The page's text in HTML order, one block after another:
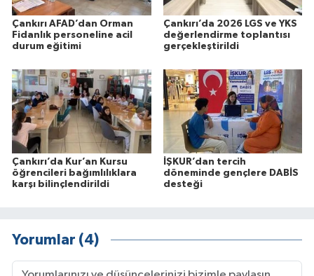
Çankırı AFAD’dan Orman
Fidanlık personeline acil
durum eğitimi
Çankırı’da 2026 LGS ve YKS
değerlendirme toplantısı
gerçekleştirildi
Çankırı’da Kur’an Kursu
öğrencileri bağımlılıklara
karşı bilinçlendirildi
İŞKUR’dan tercih
döneminde gençlere DABİS
desteği
Yorumlar (4)